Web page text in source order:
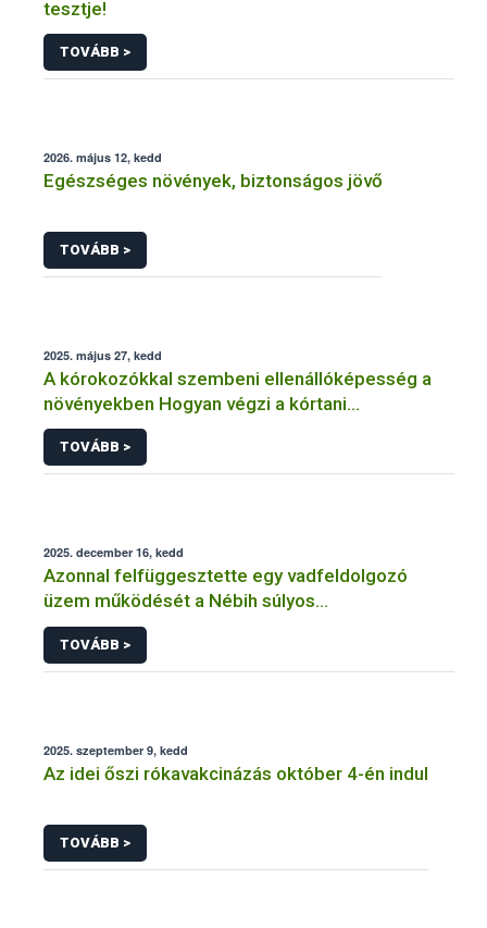
tesztje!
TOVÁBB >
2026. május 12, kedd
Egészséges növények, biztonságos jövő
TOVÁBB >
2025. május 27, kedd
A kórokozókkal szembeni ellenállóképesség a
növényekben Hogyan végzi a kórtani
rezisztenciavizsgálatokat a Nébih?
TOVÁBB >
2025. december 16, kedd
Azonnal felfüggesztette egy vadfeldolgozó
üzem működését a Nébih súlyos
élelmiszerbiztonsági problémák miatt
TOVÁBB >
2025. szeptember 9, kedd
Az idei őszi rókavakcinázás október 4-én indul
TOVÁBB >